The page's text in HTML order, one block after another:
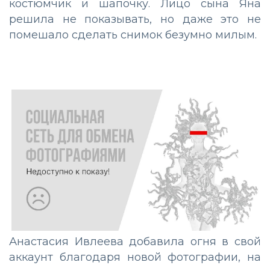
костюмчик и шапочку. Лицо сына Яна
решила не показывать, но даже это не
помешало сделать снимок безумно милым.
Анастасия Ивлеева добавила огня в свой
аккаунт благодаря новой фотографии, на